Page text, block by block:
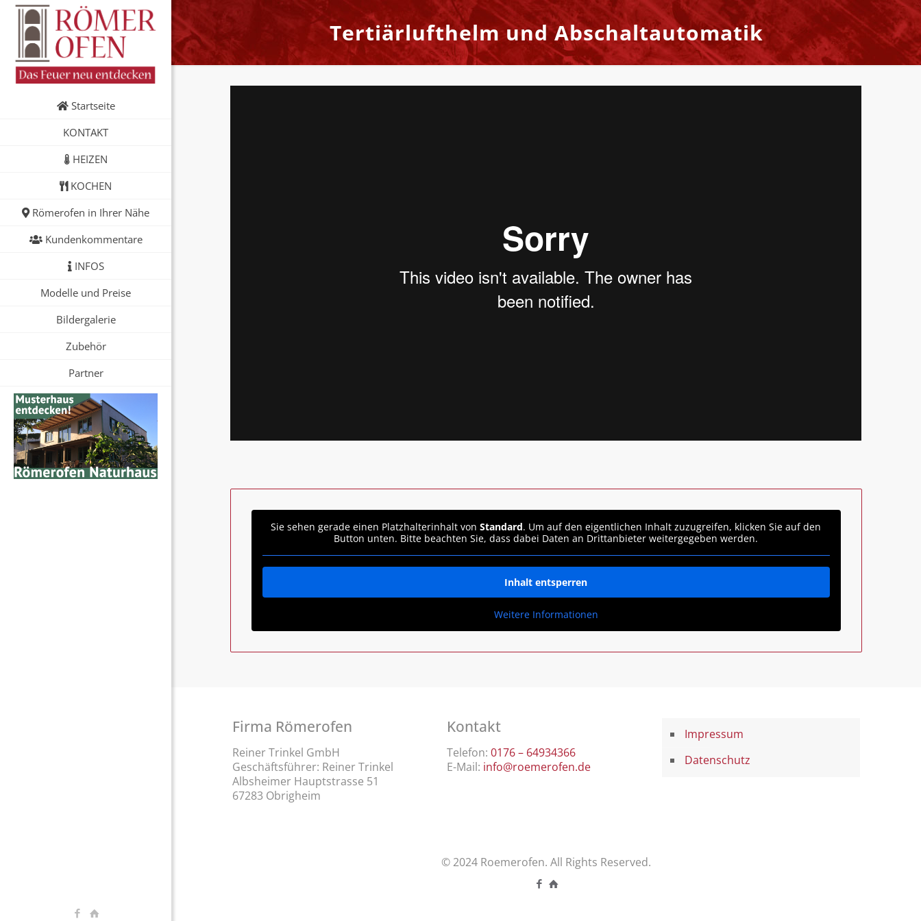
Startseite
KONTAKT
HEIZEN
KOCHEN
Römerofen in Ihrer Nähe
Kundenkommentare
INFOS
Modelle und Preise
Bildergalerie
Zubehör
Partner
Tertiärlufthelm und Abschaltautomatik
Sie sehen gerade einen Platzhalterinhalt vonStandard. Um auf den eigentlichen Inhalt zuzugreifen, klicken Sie auf den
Button unten. Bitte beachten Sie, dass dabei Daten an Drittanbieter weitergegeben werden.
Inhalt entsperren
Weitere Informationen
Firma Römerofen
Reiner Trinkel GmbH
Geschäftsführer: Reiner Trinkel
Albsheimer Hauptstrasse 51
67283 Obrigheim
Kontakt
Telefon:0176 – 64934366
E-Mail: info@roemerofen.de
Impressum
Datenschutz
© 2024 Roemerofen. All Rights Reserved.